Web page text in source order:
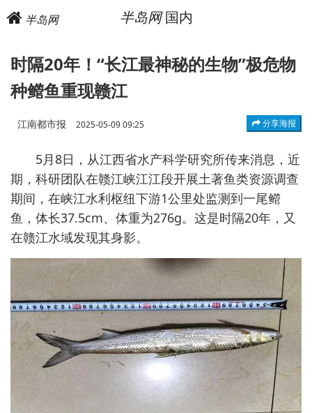
半岛网 半岛网国内
时隔20年！“长江最神秘的生物”极危物
种鳤鱼重现赣江
江南都市报 2025-05-09 09:25 分享海报
5月8日，从江西省水产科学研究所传来消息，近
期，科研团队在赣江峡江江段开展土著鱼类资源调查
期间，在峡江水利枢纽下游1公里处监测到一尾鳤
鱼，体长37.5cm、体重为276g。这是时隔20年，又
在赣江水域发现其身影。